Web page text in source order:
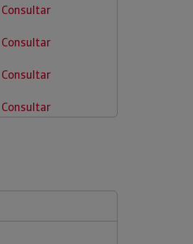
Consultar
Consultar
Consultar
Consultar